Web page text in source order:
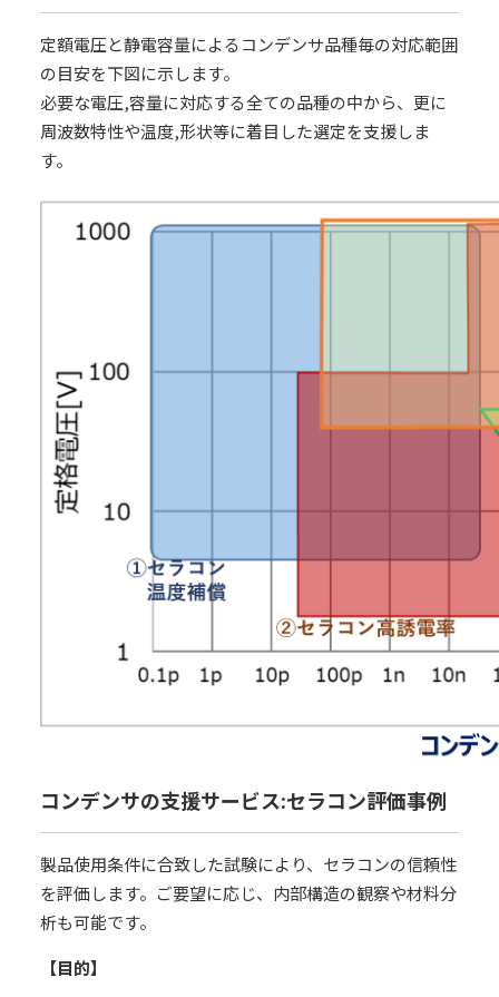
定額電圧と静電容量によるコンデンサ品種毎の対応範囲
の目安を下図に示します。
必要な電圧,容量に対応する全ての品種の中から、更に
周波数特性や温度,形状等に着目した選定を支援しま
す。
コンデンサの支援サービス:セラコン評価事例
製品使用条件に合致した試験により、セラコンの信頼性
を評価します。ご要望に応じ、内部構造の観察や材料分
析も可能です。
【目的】